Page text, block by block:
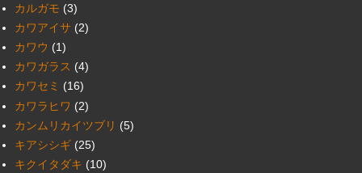
カルガモ (3)
カワアイサ (2)
カワウ (1)
カワガラス (4)
カワセミ (16)
カワラヒワ (2)
カンムリカイツブリ (5)
キアシシギ (25)
キクイタダキ (10)